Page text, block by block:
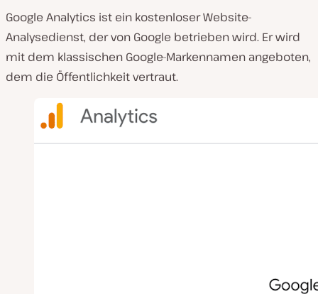
Google Analytics ist ein kostenloser Website-
Analysedienst, der von Google betrieben wird. Er wird
mit dem klassischen Google-Markennamen angeboten,
dem die Öffentlichkeit vertraut.